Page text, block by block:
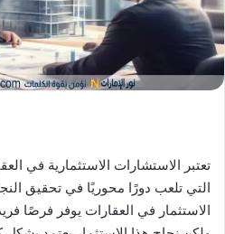
ت
ر
ن
تعتبر الاستشارات الاستثمارية في
التي تلعب دورًا محوريًا في تحقيق
الاستثمار في العقارات يوفر فرصًا